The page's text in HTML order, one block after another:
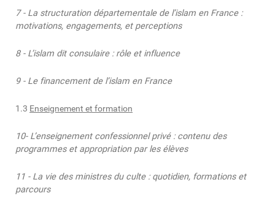
7 - La structuration départementale de l’islam en France :
motivations, engagements, et perceptions
8 - L’islam dit consulaire : rôle et influence
9 - Le financement de l’islam en France
1.3 Enseignement et formation
10- L’enseignement confessionnel privé : contenu des
programmes et appropriation par les élèves
11 - La vie des ministres du culte : quotidien, formations et
parcours